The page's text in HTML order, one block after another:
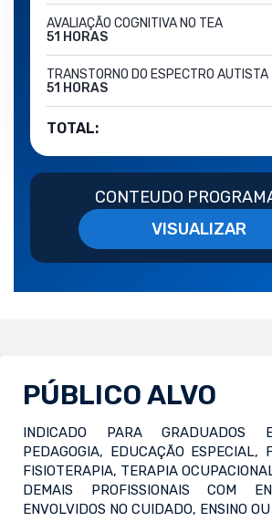
AVALIAÇÃO COGNITIVA NO TEA
51 HORAS
TRANSTORNO DO ESPECTRO AUTISTA
51 HORAS
TOTAL:
CONTEUDO
VISUALIZAR
PÚBLICO ALVO
INDICADO PARA GRADUADOS
PEDAGOGIA, EDUCAÇÃO ESPECIAL,
FISIOTERAPIA, TERAPIA
DEMAIS PROFISSIONAIS COM
ENVOLVIDOS NO CUIDADO, ENSINO